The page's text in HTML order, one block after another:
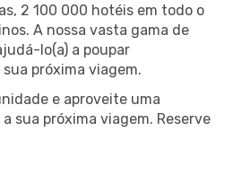
2 100 000 hotéis em todo o
A nossa vasta gama de
lo(a) a poupar
próxima viagem.
e aproveite uma
sua próxima viagem. Reserve